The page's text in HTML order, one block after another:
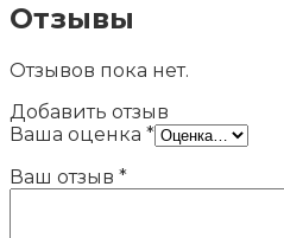
Отзывы
Отзывов пока нет.
Добавить отзыв
Ваша оценка *
Ваш отзыв *